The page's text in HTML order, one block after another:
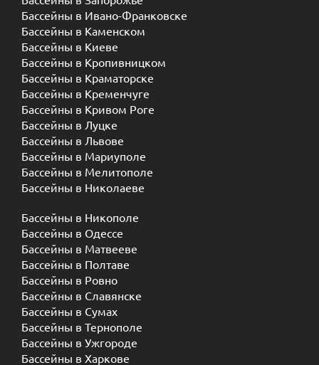
Бассейны в Ивано-Франковске
Бассейны в Каменском
Бассейны в Киеве
Бассейны в Кропивницком
Бассейны в Краматорске
Бассейны в Кременчуге
Бассейны в Кривом Роге
Бассейны в Луцке
Бассейны в Львове
Бассейны в Мариуполе
Бассейны в Мелитополе
Бассейны в Николаеве
Бассейны в Никополе
Бассейны в Одессе
Бассейны в Матвееве
Бассейны в Полтаве
Бассейны в Ровно
Бассейны в Славянске
Бассейны в Сумах
Бассейны в Тернополе
Бассейны в Ужгороде
Бассейны в Харкове